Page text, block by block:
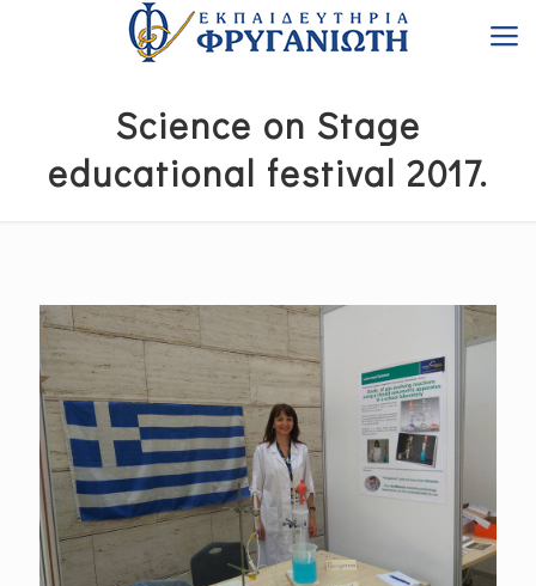
Science on Stage
educational festival 2017.